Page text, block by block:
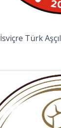
İsviçre Türk